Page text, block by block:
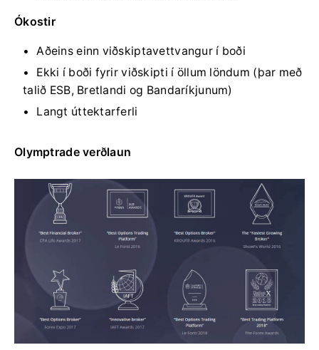
Ókostir
Aðeins einn viðskiptavettvangur í boði
Ekki í boði fyrir viðskipti í öllum löndum (þar með
talið ESB, Bretlandi og Bandaríkjunum)
Langt úttektarferli
Olymptrade verðlaun